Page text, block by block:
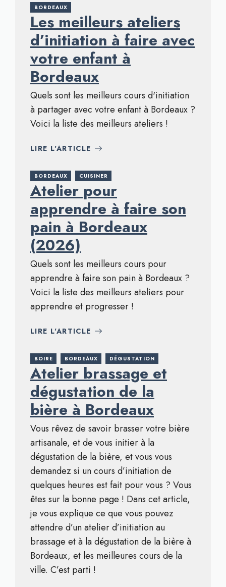
BORDEAUX
Les meilleurs ateliers
d’initiation à faire avec
votre enfant à
Bordeaux
Quels sont les meilleurs cours d'initiation
à partager avec votre enfant à Bordeaux ?
Voici la liste des meilleurs ateliers !
LIRE L'ARTICLE
BORDEAUX CUISINER
Atelier pour
apprendre à faire son
pain à Bordeaux
(2026)
Quels sont les meilleurs cours pour
apprendre à faire son pain à Bordeaux ?
Voici la liste des meilleurs ateliers pour
apprendre et progresser !
LIRE L'ARTICLE
BOIRE BORDEAUX DÉGUSTATION
Atelier brassage et
dégustation de la
bière à Bordeaux
Vous rêvez de savoir brasser votre bière
artisanale, et de vous initier à la
dégustation de la bière, et vous vous
demandez si un cours d’initiation de
quelques heures est fait pour vous ? Vous
êtes sur la bonne page ! Dans cet article,
je vous explique ce que vous pouvez
attendre d’un atelier d’initiation au
brassage et à la dégustation de la bière à
Bordeaux, et les meilleures cours de la
ville. C’est parti !